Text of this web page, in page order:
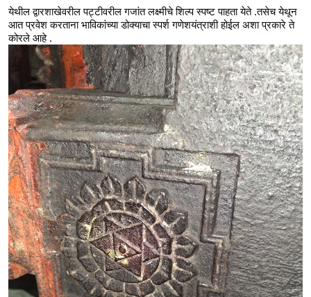
येथील द्वारशाखेवरील पट्टीवरील गजांत लक्ष्मीचे शिल्प स्पष्ट पाहता येते .तसेच येथून
आत प्रवेश करताना भाविकांच्या डोक्याचा स्पर्श गणेशयंत्राशी होईल अशा प्रकारे ते
कोरले आहे .